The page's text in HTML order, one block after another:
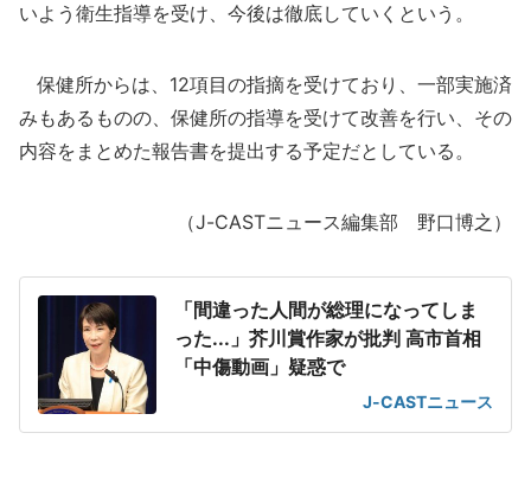
いよう衛生指導を受け、今後は徹底していくという。
保健所からは、12項目の指摘を受けており、一部実施済
みもあるものの、保健所の指導を受けて改善を行い、その
内容をまとめた報告書を提出する予定だとしている。
（J-CASTニュース編集部 野口博之）
「間違った人間が総理になってしま
った...」芥川賞作家が批判 高市首相
「中傷動画」疑惑で
J-CASTニュース